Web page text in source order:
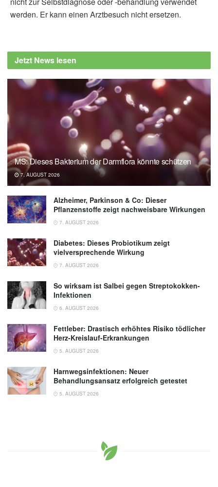
werden. Er kann einen Arztbesuch nicht ersetzen.
Jetzt News lesen
MS: Dieses Bakterium der Darmflora könnte schützen
7. AUGUST 2026
Alzheimer, Parkinson & Co: Dieser
Pflanzenstoffe zeigt nachweisbare Wirkungen
7. AUGUST 2026
Diabetes: Dieses Probiotikum zeigt
vielversprechende Wirkung
7. AUGUST 2026
So wirksam ist Salbei gegen Streptokokken-
Infektionen
6. AUGUST 2026
Fettleber: Drastisch erhöhtes Risiko tödlicher
Herz-Kreislauf-Erkrankungen
5. AUGUST 2026
Harnwegsinfektionen: Neuer
Behandlungsansatz erfolgreich getestet
5. AUGUST 2026